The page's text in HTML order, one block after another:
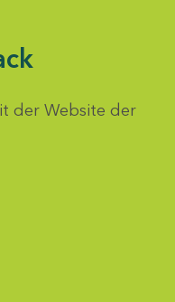
der Website der
auswählen